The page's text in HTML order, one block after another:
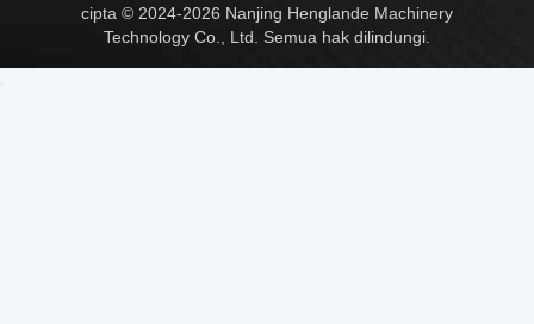
cipta © 2024-2026 Nanjing Henglande Machinery
Technology Co., Ltd. Semua hak dilindungi.